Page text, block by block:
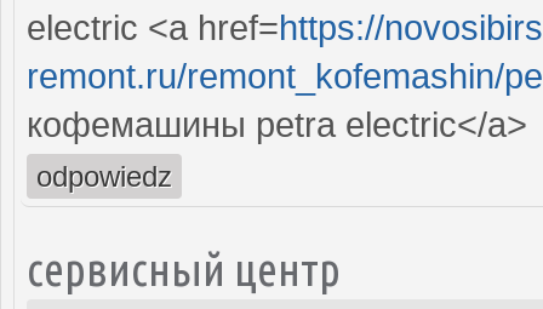
electric <a href=https://
remont.ru/remont_kofemashin/
кофемашины petra electric</a>
odpowiedz
сервисный центр